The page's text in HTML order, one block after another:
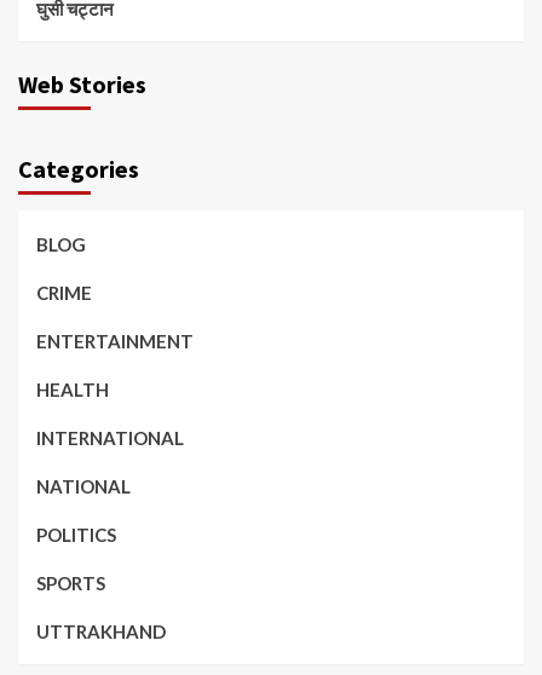
घुसी चट्टान
Web Stories
Categories
BLOG
CRIME
ENTERTAINMENT
HEALTH
INTERNATIONAL
NATIONAL
POLITICS
SPORTS
UTTRAKHAND